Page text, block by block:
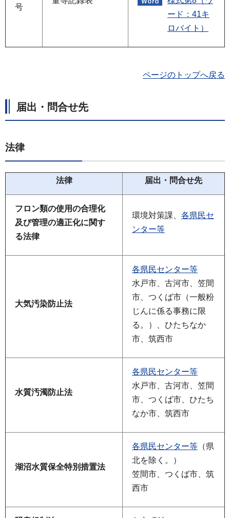
号
ード：41キ
ロバイト）
ページのトップへ戻る
届出・問合せ先
法律
法律 届出・問合せ先
フロン類の使用の合理化
及び管理の適正化に関す
る法律
環境対策課、 各県民セ
ンター等
大気汚染防止法
各県民センター等
水戸市、古河市、笠間
市、つくば市（一般粉
じんに係る事務に限
る。）、ひたちなか
市、筑西市
水質汚濁防止法
各県民センター等
水戸市、古河市、笠間
市、つくば市、ひたち
なか市、筑西市
湖沼水質保全特別措置法
各県民センター等 （県
北を除く。）
笠間市、つくば市、筑
西市